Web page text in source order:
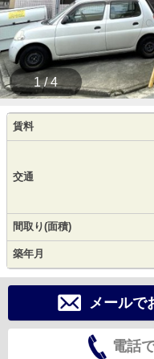
1 / 4
賃料
交通
間取り(面積)
築年月
メールで
電話